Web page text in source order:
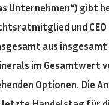
Unternehmen“) gibt
und
aus insgesamt
im Gesamtwert
Optionen. Die